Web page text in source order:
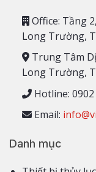
Office:
Long Trường,
Trung Tâm
Long Trường,
Hotline: 0902
Email:
Danh mục